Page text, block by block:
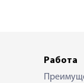
Работа